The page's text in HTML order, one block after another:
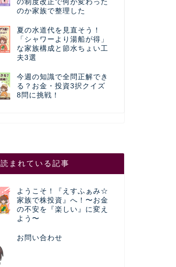
の制度改正で何が変わった
のか家族で整理した
夏の水道代を見直そう！
「シャワーより湯船が得」
な家族構成と節水ちょい工
夫3選
今週の知識で全問正解でき
る？お金・投資3択クイズ
8問に挑戦！
読まれている記事
ようこそ！『えすふぁみ☆
家族で株投資』へ！〜お金
の不安を『楽しい』に変え
よう〜
お問い合わせ